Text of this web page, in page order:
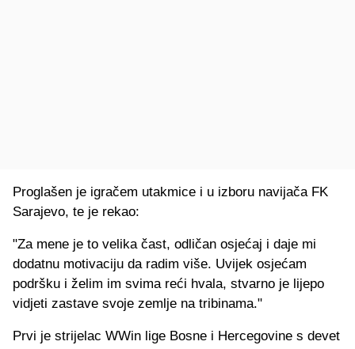
Proglašen je igračem utakmice i u izboru navijača FK
Sarajevo, te je rekao:
"Za mene je to velika čast, odličan osjećaj i daje mi
dodatnu motivaciju da radim više. Uvijek osjećam
podršku i želim im svima reći hvala, stvarno je lijepo
vidjeti zastave svoje zemlje na tribinama."
Prvi je strijelac WWin lige Bosne i Hercegovine s devet